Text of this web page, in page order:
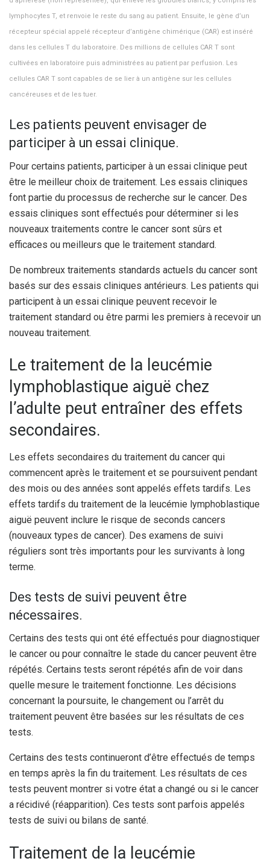
lymphocytes T, et renvoie le reste du sang au patient. Ensuite, le gène d’un
récepteur spécial appelé récepteur d’antigène chimérique (CAR) est inséré
dans les cellules T du laboratoire. Des millions de cellules CAR T sont
cultivées en laboratoire puis administrées au patient par perfusion. Les
cellules CAR T sont capables de se lier à un antigène sur les cellules
cancéreuses et de les tuer.
Les patients peuvent envisager de
participer à un essai clinique.
Pour certains patients, participer à un essai clinique peut
être le meilleur choix de traitement. Les essais cliniques
font partie du processus de recherche sur le cancer. Des
essais cliniques sont effectués pour déterminer si les
nouveaux traitements contre le cancer sont sûrs et
efficaces ou meilleurs que le traitement standard.
De nombreux traitements standards actuels du cancer sont
basés sur des essais cliniques antérieurs. Les patients qui
participent à un essai clinique peuvent recevoir le
traitement standard ou être parmi les premiers à recevoir un
nouveau traitement.
Le traitement de la leucémie
lymphoblastique aiguë chez
l’adulte peut entraîner des effets
secondaires.
Les effets secondaires du traitement du cancer qui
commencent après le traitement et se poursuivent pendant
des mois ou des années sont appelés effets tardifs. Les
effets tardifs du traitement de la leucémie lymphoblastique
aiguë peuvent inclure le risque de seconds cancers
(nouveaux types de cancer). Des examens de suivi
réguliers sont très importants pour les survivants à long
terme.
Des tests de suivi peuvent être
nécessaires.
Certains des tests qui ont été effectués pour diagnostiquer
le cancer ou pour connaître le stade du cancer peuvent être
répétés. Certains tests seront répétés afin de voir dans
quelle mesure le traitement fonctionne. Les décisions
concernant la poursuite, le changement ou l’arrêt du
traitement peuvent être basées sur les résultats de ces
tests.
Certains des tests continueront d’être effectués de temps
en temps après la fin du traitement. Les résultats de ces
tests peuvent montrer si votre état a changé ou si le cancer
a récidivé (réapparition). Ces tests sont parfois appelés
tests de suivi ou bilans de santé.
Traitement de la leucémie